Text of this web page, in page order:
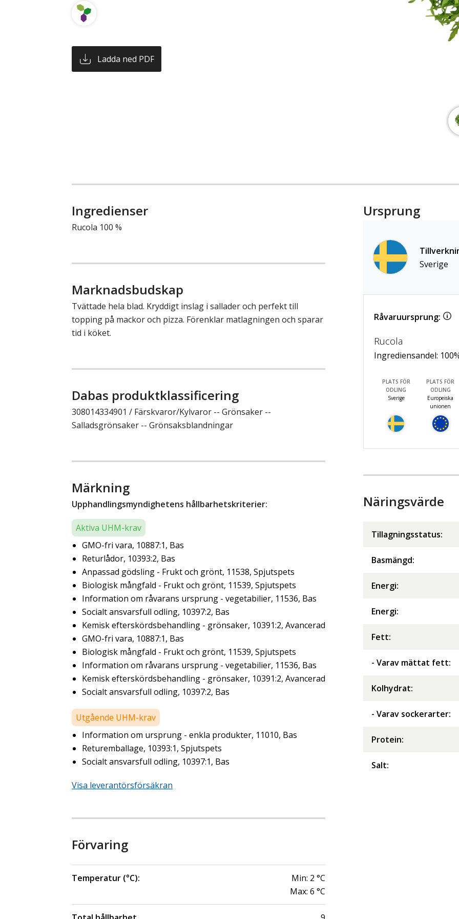
Ladda ned PDF
Ingredienser
Rucola 100 %
Marknadsbudskap
Tvättade hela blad. Kryddigt inslag i sallader och perfekt till
topping på mackor och pizza. Förenklar matlagningen och sparar
tid i köket.
Dabas produktklassificering
308014334901 / Färskvaror/Kylvaror -- Grönsaker --
Salladsgrönsaker -- Grönsaksblandningar
Märkning
Upphandlingsmyndighetens hållbarhetskriterier:
Aktiva UHM-krav
GMO-fri vara, 10887:1, Bas
Returlådor, 10393:2, Bas
Anpassad gödsling - Frukt och grönt, 11538, Spjutspets
Biologisk mångfald - Frukt och grönt, 11539, Spjutspets
Information om råvarans ursprung - vegetabilier, 11536, Bas
Socialt ansvarsfull odling, 10397:2, Bas
Kemisk efterskördsbehandling - grönsaker, 10391:2, Avancerad
GMO-fri vara, 10887:1, Bas
Biologisk mångfald - Frukt och grönt, 11539, Spjutspets
Information om råvarans ursprung - vegetabilier, 11536, Bas
Kemisk efterskördsbehandling - grönsaker, 10391:2, Avancerad
Socialt ansvarsfull odling, 10397:2, Bas
Utgående UHM-krav
Information om ursprung - enkla produkter, 11010, Bas
Returemballage, 10393:1, Spjutspets
Socialt ansvarsfull odling, 10397:1, Bas
Visa leverantörsförsäkran
Förvaring
Temperatur (°C): Min: 2 °C
Max: 6 °C
Ursprung
Sverige
Råvaruursprung:
Rucola
Ingrediensandel: 100
PLATS FÖR
ODLING
Sverige
PLATS FÖR
ODLING
Europeiska
unionen
Näringsvärde
Tillagningsstatus:
Basmängd:
Energi:
Energi:
Fett:
- Varav mättat fett:
Kolhydrat:
- Varav sockerarter:
Protein:
Salt: